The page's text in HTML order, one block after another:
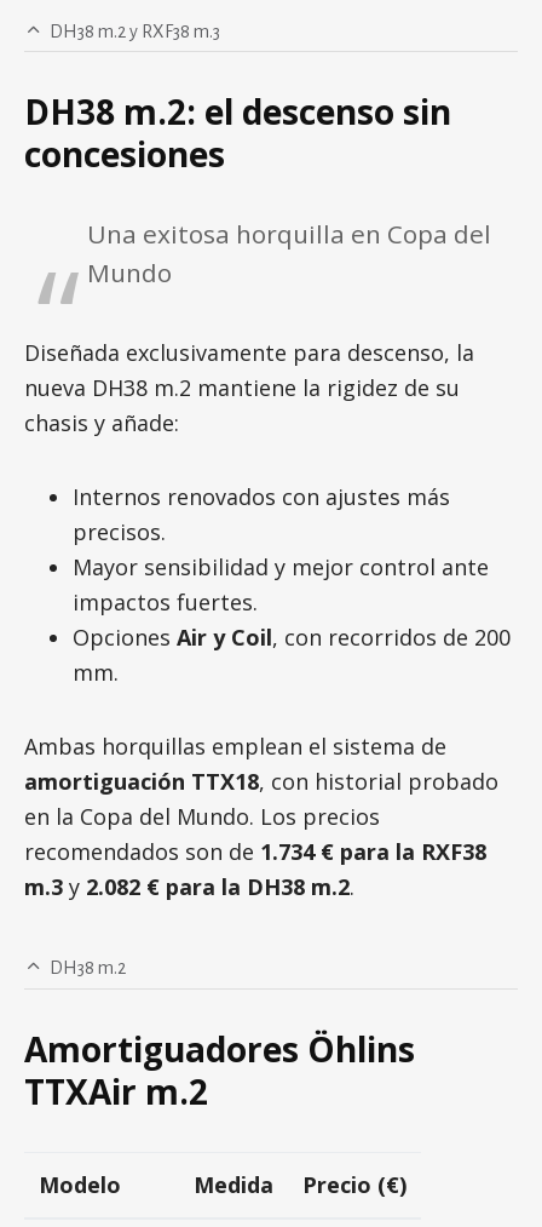
DH38 m.2 y RXF38 m.3
DH38 m.2: el descenso sin
concesiones
Una exitosa horquilla en Copa del
Mundo
Diseñada exclusivamente para descenso, la
nueva DH38 m.2 mantiene la rigidez de su
chasis y añade:
Internos renovados con ajustes más
precisos.
Mayor sensibilidad y mejor control ante
impactos fuertes.
Opciones Air y Coil, con recorridos de 200
mm.
Ambas horquillas emplean el sistema de
amortiguación TTX18, con historial probado
en la Copa del Mundo. Los precios
recomendados son de 1.734 € para la RXF38
m.3 y 2.082 € para la DH38 m.2.
DH38 m.2
Amortiguadores Öhlins
TTXAir m.2
Modelo Medida Precio (€)